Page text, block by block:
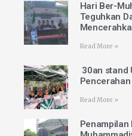
Hari Ber-
Teguhkan
Read More »
30an stand
Read More »
Penampilan